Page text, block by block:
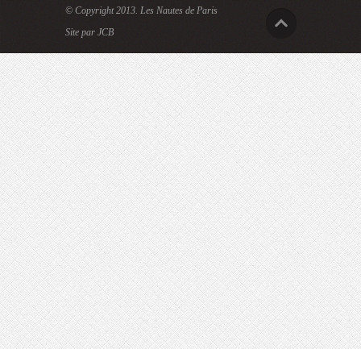
© Copyright 2013. Les Nautes de Paris
Site par JCB